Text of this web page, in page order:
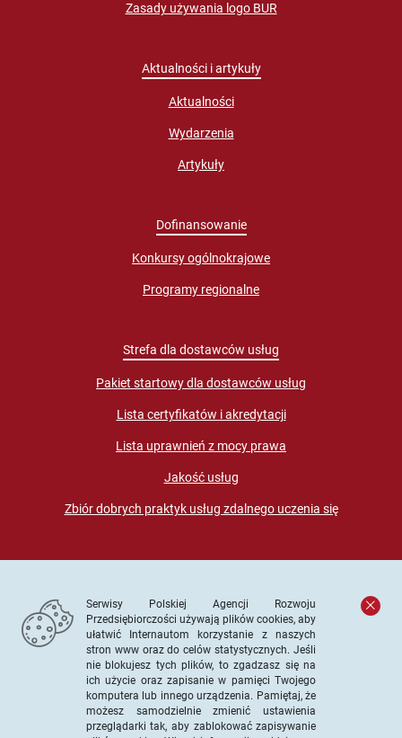
Zasady używania logo BUR
Aktualności i artykuły
Aktualności
Wydarzenia
Artykuły
Dofinansowanie
Konkursy ogólnokrajowe
Programy regionalne
Strefa dla dostawców usług
Pakiet startowy dla dostawców usług
Lista certyfikatów i akredytacji
Lista uprawnień z mocy prawa
Jakość usług
Zbiór dobrych praktyk usług zdalnego uczenia się
© PARP. Wszelkie prawa zastrzeżone
Serwisy Polskiej Agencji Rozwoju
Przedsiębiorczości używają plików cookies, aby
ułatwić Internautom korzystanie z naszych
stron www oraz do celów statystycznych. Jeśli
nie blokujesz tych plików, to zgadzasz się na
ich użycie oraz zapisanie w pamięci Twojego
komputera lub innego urządzenia. Pamiętaj, że
możesz samodzielnie zmienić ustawienia
przeglądarki tak, aby zablokować zapisywanie